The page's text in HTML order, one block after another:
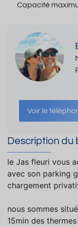
Capacité
Voir le
Description du
le Jas fleuri vous
avec son parking
chargement
nous sommes
15min des